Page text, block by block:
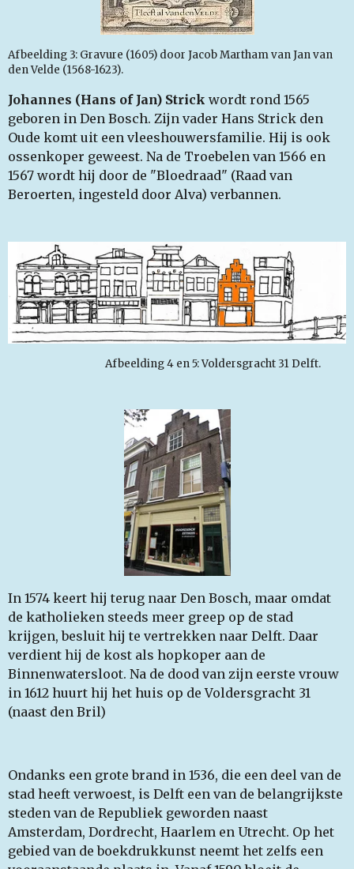
Afbeelding 3: Gravure (1605) door Jacob Martham van Jan van
den Velde (1568-1623).
Johannes (Hans of Jan) Strick wordt rond 1565
geboren in Den Bosch. Zijn vader Hans Strick den
Oude komt uit een vleeshouwersfamilie. Hij is ook
ossenkoper geweest. Na de Troebelen van 1566 en
1567 wordt hij door de "Bloedraad" (Raad van
Beroerten, ingesteld door Alva) verbannen.
Afbeelding 4 en 5: Voldersgracht 31 Delft.
In 1574 keert hij terug naar Den Bosch, maar omdat
de katholieken steeds meer greep op de stad
krijgen, besluit hij te vertrekken naar Delft. Daar
verdient hij de kost als hopkoper aan de
Binnenwatersloot. Na de dood van zijn eerste vrouw
in 1612 huurt hij het huis op de Voldersgracht 31
(naast den Bril)
Ondanks een grote brand in 1536, die een deel van de
stad heeft verwoest, is Delft een van de belangrijkste
steden van de Republiek geworden naast
Amsterdam, Dordrecht, Haarlem en Utrecht. Op het
gebied van de boekdrukkunst neemt het zelfs een